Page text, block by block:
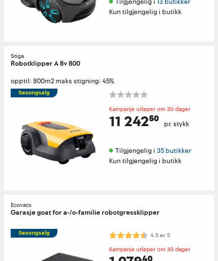
Kun tilgjengelig i butikk
Stiga
Robotklipper A 8v 800
opptil: 800m2 maks stigning: 45%
Sesongsalg
Kampanje utløper om 30 dager
11 242⁵⁰ pr. stykk
Tilgjengelig i 35 butikker
Kun tilgjengelig i butikk
Ecovacs
Garasje goat for a-/o-familie robotgressklipper
Sesongsalg Karakter: 4.5 av 5 mulige
4.5av5
Kampanje utløper om 30 dager